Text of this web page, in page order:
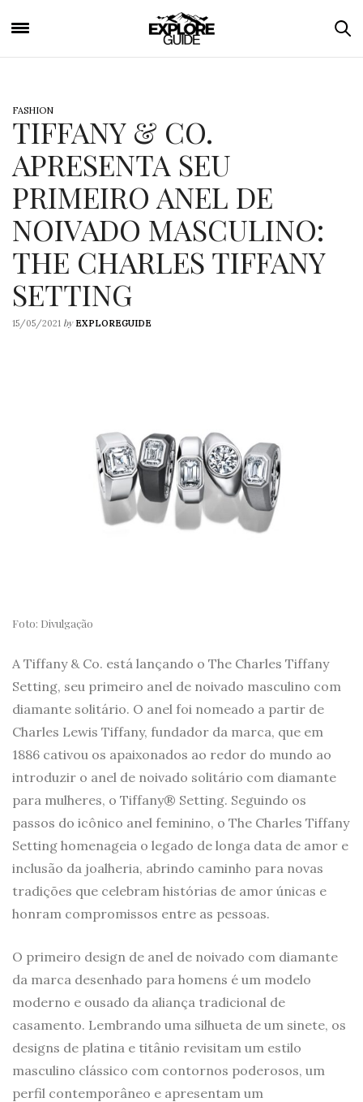
FASHION
TIFFANY & CO.
APRESENTA SEU
PRIMEIRO ANEL DE
NOIVADO MASCULINO:
THE CHARLES TIFFANY
SETTING
15/05/2021 by EXPLOREGUIDE
Foto: Divulgação
A Tiffany & Co. está lançando o The Charles Tiffany
Setting, seu primeiro anel de noivado masculino com
diamante solitário. O anel foi nomeado a partir de
Charles Lewis Tiffany, fundador da marca, que em
1886 cativou os apaixonados ao redor do mundo ao
introduzir o anel de noivado solitário com diamante
para mulheres, o Tiffany® Setting. Seguindo os
passos do icônico anel feminino, o The Charles Tiffany
Setting homenageia o legado de longa data de amor e
inclusão da joalheria, abrindo caminho para novas
tradições que celebram histórias de amor únicas e
honram compromissos entre as pessoas.
O primeiro design de anel de noivado com diamante
da marca desenhado para homens é um modelo
moderno e ousado da aliança tradicional de
casamento. Lembrando uma silhueta de um sinete, os
designs de platina e titânio revisitam um estilo
masculino clássico com contornos poderosos, um
perfil contemporâneo e apresentam um